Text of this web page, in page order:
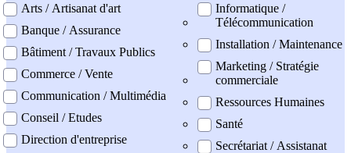
Arts / Artisanat d'art
Banque / Assurance
Bâtiment / Travaux Publics
Commerce / Vente
Communication / Multimédia
Conseil / Etudes
Direction d'entreprise
Informatique /
Télécommunication
Installation / Maintenance
Marketing / Stratégie
commerciale
Ressources Humaines
Santé
Secrétariat / Assistanat